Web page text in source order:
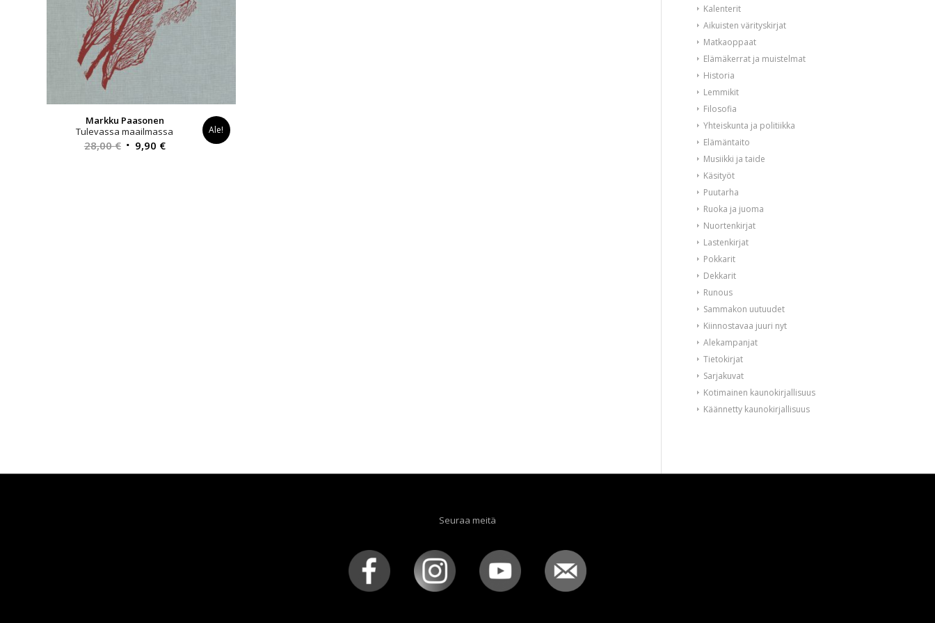
Markku Paasonen
Tulevassa maailmassa
28,00€ Alkuperäinen
9,90 €Nykyinen
Ale!
Kalenterit
Aikuisten värityskirjat
Matkaoppaat
Elämäkerrat ja muistelmat
Historia
Lemmikit
Filosofia
Yhteiskunta ja politiikka
Elämäntaito
Musiikki ja taide
Käsityöt
Puutarha
Ruoka ja juoma
Nuortenkirjat
Lastenkirjat
Pokkarit
Dekkarit
Runous
Sammakon uutuudet
Kiinnostavaa juuri nyt
Alekampanjat
Tietokirjat
Sarjakuvat
Kotimainen kaunokirjallisuus
Käännetty kaunokirjallisuus
Seuraa meitä